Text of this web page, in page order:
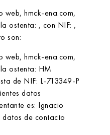
web, hmck-ena.com,
ostenta: , con NIF: ,
son:
web, hmck-ena.com,
ostenta: HM
de NIF: L-713349-P
datos
es: Ignacio
datos de contacto